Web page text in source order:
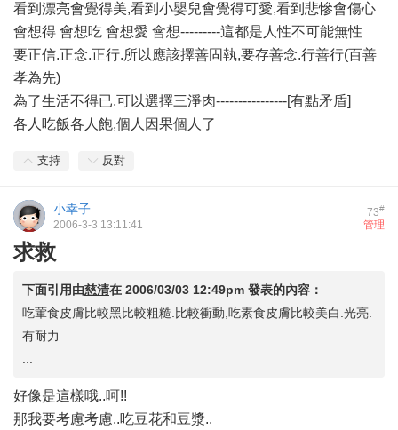
看到漂亮會覺得美,看到小嬰兒會覺得可愛,看到悲慘會傷心
會想得 會想吃 會想愛 會想---------這都是人性不可能無性
要正信.正念.正行.所以應該擇善固執,要存善念.行善行(百善
孝為先)
為了生活不得已,可以選擇三淨肉----------------[有點矛盾]
各人吃飯各人飽,個人因果個人了
支持 反對
73#
小幸子
管理
2006-3-3 13:11:41
求救
下面引用由慈清在 2006/03/03 12:49pm 發表的內容：
吃葷食皮膚比較黑比較粗糙.比較衝動,吃素食皮膚比較美白.光亮.
有耐力
好像是這樣哦..呵!!
那我要考慮考慮..吃豆花和豆漿..